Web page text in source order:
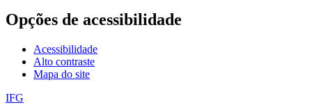
Opções de acessibilidade
Acessibilidade
Alto contraste
Mapa do site
IFG